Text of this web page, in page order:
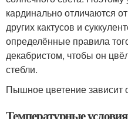
кардинально отличаются
других кактусов и
определённые правила
декабристом, чтобы он
стебли.
Пышное цветение зависит
Температурные